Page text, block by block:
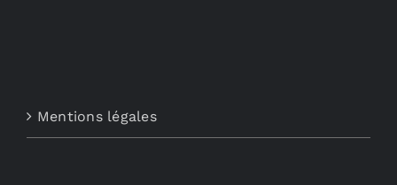
Mentions légales